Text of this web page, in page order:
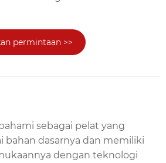
permintaan >>
sebagai pelat yang
bahan dasarnya dan memiliki
dengan teknologi